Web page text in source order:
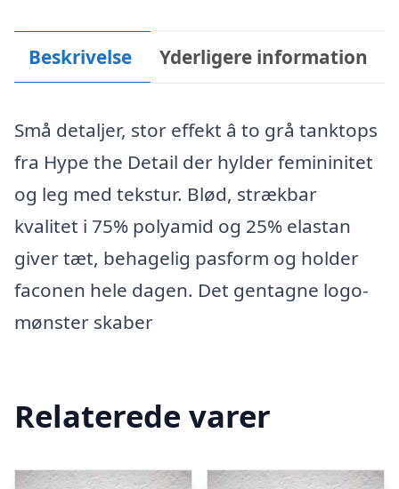
Beskrivelse Yderligere information
Små detaljer, stor effekt â to grå tanktops
fra Hype the Detail der hylder femininitet
og leg med tekstur. Blød, strækbar
kvalitet i 75% polyamid og 25% elastan
giver tæt, behagelig pasform og holder
faconen hele dagen. Det gentagne logo-
mønster skaber
Relaterede varer